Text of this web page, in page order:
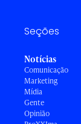
Seções
Notícias
Comunicação
Marketing
Mídia
Gente
Opinião